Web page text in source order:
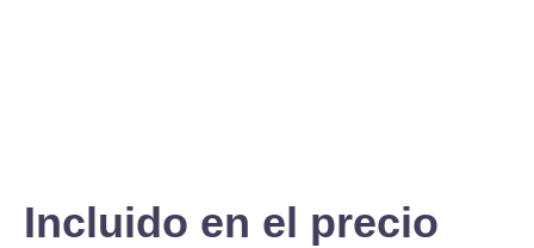
Incluido en el precio